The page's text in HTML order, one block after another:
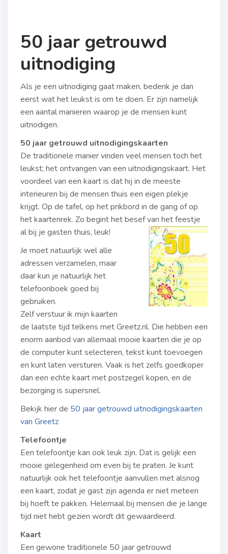
50 jaar getrouwd
uitnodiging
Als je een uitnodiging gaat maken, bedenk je dan
eerst wat het leukst is om te doen. Er zijn namelijk
een aantal manieren waarop je de mensen kunt
uitnodigen.
50 jaar getrouwd uitnodigingskaarten
De traditionele manier vinden veel mensen toch het
leukst; het ontvangen van een uitnodigingskaart. Het
voordeel van een kaart is dat hij in de meeste
interieuren bij de mensen thuis een eigen plekje
krijgt. Op de tafel, op het prikbord in de gang of op
het kaartenrek. Zo begint het besef van het feestje
al bij je gasten thuis, leuk!
Je moet natuurlijk wel alle
adressen verzamelen, maar
daar kun je natuurlijk het
telefoonboek goed bij
gebruiken.
Zelf verstuur ik mijn kaarten
de laatste tijd telkens met Greetz.nl. Die hebben een
enorm aanbod van allemaal mooie kaarten die je op
de computer kunt selecteren, tekst kunt toevoegen
en kunt laten versturen. Vaak is het zelfs goedkoper
dan een echte kaart met postzegel kopen, en de
bezorging is supersnel.
Bekijk hier de 50 jaar getrouwd uitnodigingskaarten
van Greetz
Telefoontje
Een telefoontje kan ook leuk zijn. Dat is gelijk een
mooie gelegenheid om even bij te praten. Je kunt
natuurlijk ook het telefoontje aanvullen met alsnog
een kaart, zodat je gast zijn agenda er niet meteen
bij hoeft te pakken. Helemaal bij mensen die je lange
tijd niet hebt gezien wordt dit gewaardeerd.
Kaart
Een gewone traditionele 50 jaar getrouwd